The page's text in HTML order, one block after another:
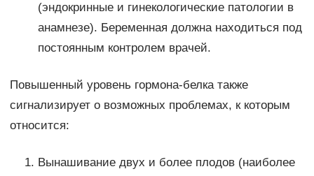
(эндокринные и гинекологические патологии в
анамнезе). Беременная должна находиться под
постоянным контролем врачей.
Повышенный уровень гормона-белка также
сигнализирует о возможных проблемах, к которым
относится:
Вынашивание двух и более плодов (наиболее